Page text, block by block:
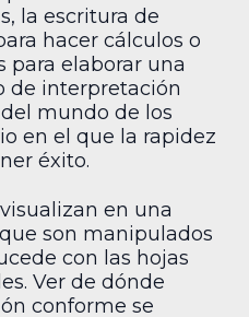
la escritura de
hacer cálculos o
para elaborar una
de interpretación
mundo de los
en el que la rapidez
éxito.
en una
son manipulados
con las hojas
Ver de dónde
conforme se